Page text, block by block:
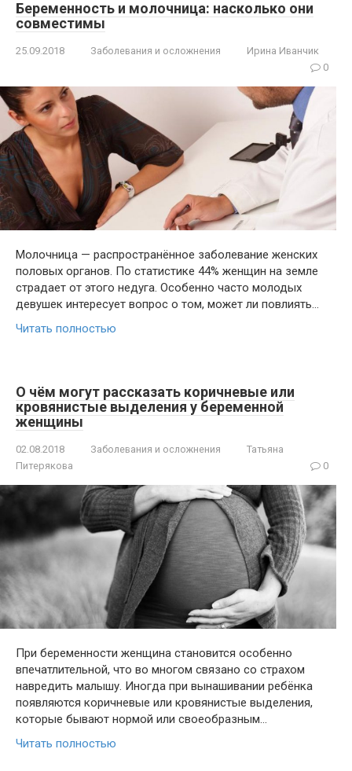
Беременность и молочница: насколько они
совместимы
25.09.2018 Заболевания и осложнения
Ирина Иванчик
0
Молочница — распространённое заболевание женских
половых органов. По статистике 44% женщин на земле
страдает от этого недуга. Особенно часто молодых
девушек интересует вопрос о том, может ли повлиять…
Читать полностью
О чём могут рассказать коричневые или
кровянистые выделения у беременной
женщины
02.08.2018 Заболевания и осложнения
Татьяна
Питерякова
0
При беременности женщина становится особенно
впечатлительной, что во многом связано со страхом
навредить малышу. Иногда при вынашивании ребёнка
появляются коричневые или кровянистые выделения,
которые бывают нормой или своеобразным…
Читать полностью